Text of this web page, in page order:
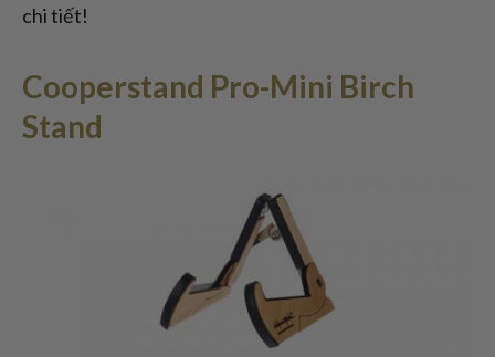
chi tiết!
Cooperstand Pro-Mini Birch
Stand